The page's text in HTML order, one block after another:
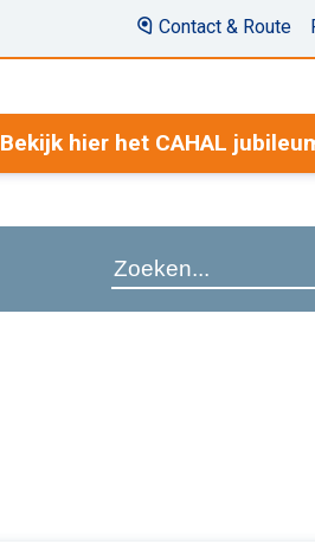
Contact & Route
Bekijk hier het CAHAL